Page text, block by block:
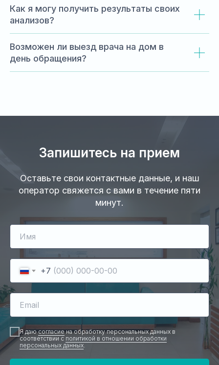
Как я могу получить результаты своих
анализов?
Возможен ли выезд врача на дом в
день обращения?
Запишитесь на прием
Оставьте свои контактные данные, и наш
оператор свяжется с вами в течение пяти
минут.
Имя
+7
Email
Я даюсогласиена обработку персональных данных в
соответствии с политикой в отношении обработки
персональных данных